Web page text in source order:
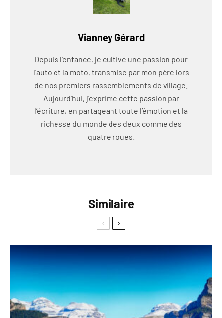
Vianney Gérard
Depuis l’enfance, je cultive une passion pour
l’auto et la moto, transmise par mon père lors
de nos premiers rassemblements de village.
Aujourd’hui, j’exprime cette passion par
l’écriture, en partageant toute l’émotion et la
richesse du monde des deux comme des
quatre roues.
Similaire